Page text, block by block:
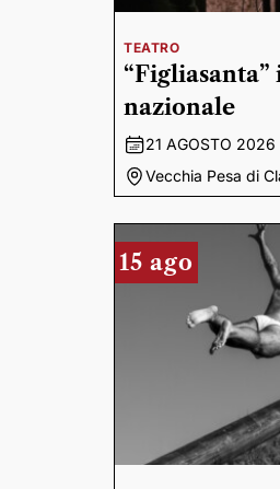
TEATRO
nazionale
21 AGOSTO 2026
Vecchia Pesa di
15 ago